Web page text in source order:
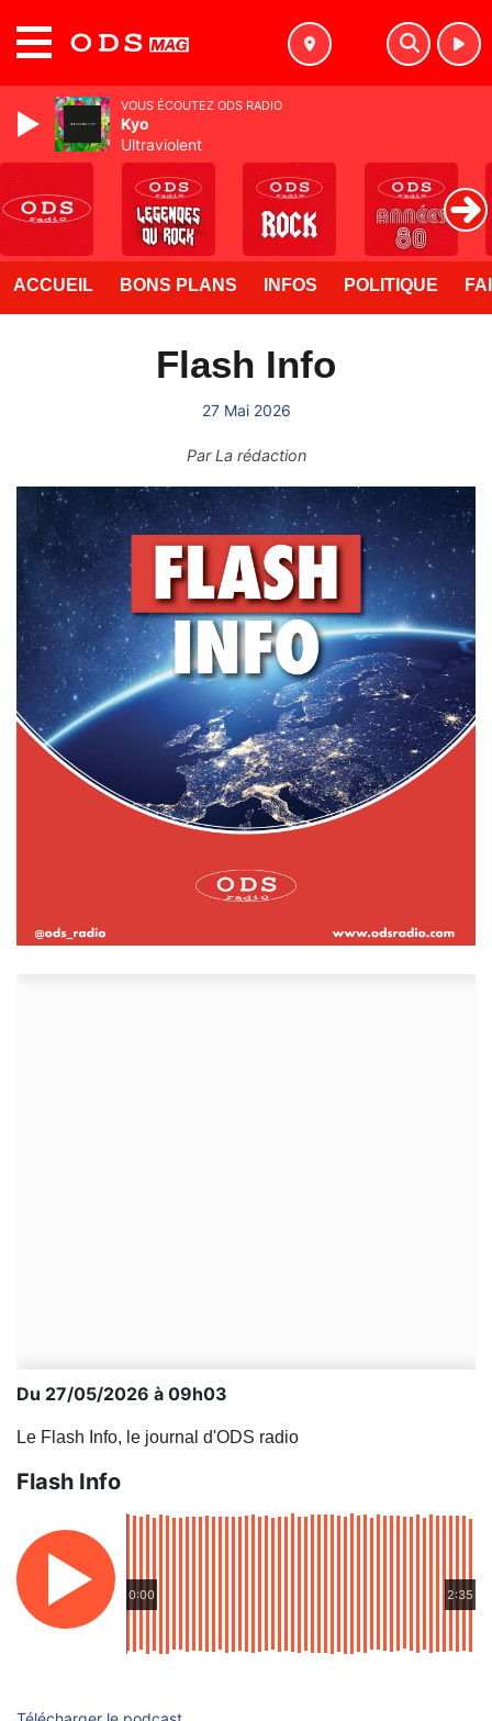
ACCUEIL BONS PLANS INFOS POLITIQUE
Flash Info
27 Mai 2026
ParLa rédaction
Du 27/05/2026 à 09h03
Le Flash Info, le journal d'ODS radio
Flash Info
0:00 2:35
VOUS ÉCOUTEZ ODS RADIO
Kyo
Ultraviolent